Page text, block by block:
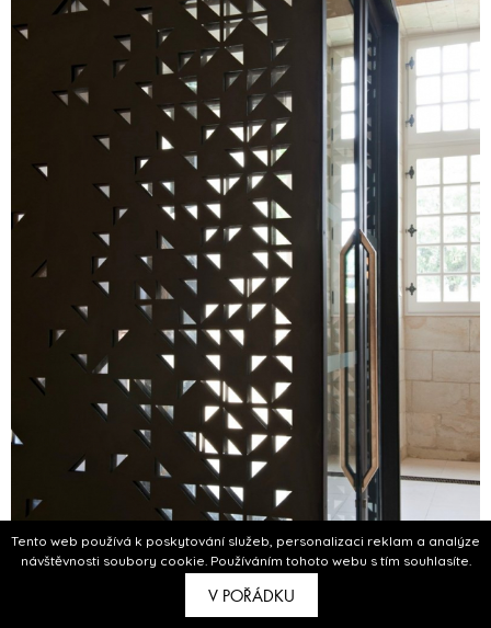
Tento web používá k poskytování služeb, personalizaci reklam a analýze
návštěvnosti soubory cookie. Používáním tohoto webu s tím souhlasíte.
V POŘÁDKU